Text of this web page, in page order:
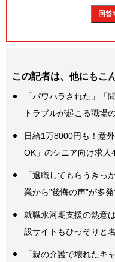
この記者は、他にもこ
「パワハラされた」「
トラブルが起こる職場
日給1万8000円も！意
OK」のシニア向け求人
「退職してもらうき
業から”後悔の声”が多
就職氷河期支援の熱意
設サイトもひっそりと
「親の介護で壊れたキ